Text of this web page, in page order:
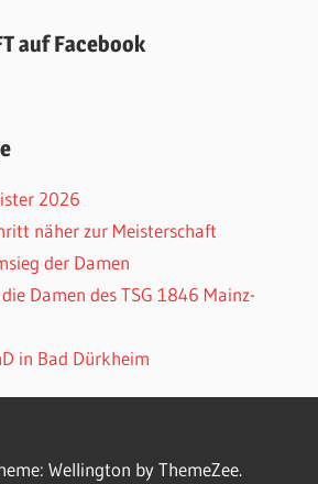
auf Facebook
2026
näher zur Meisterschaft
der Damen
Damen des TSG 1846 Mainz-
in Bad Dürkheim
Wellington by ThemeZee.